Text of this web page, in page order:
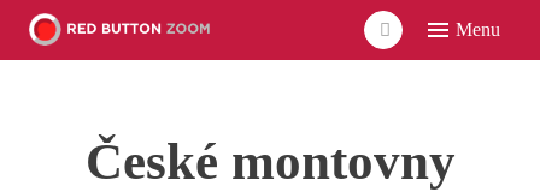
Menu
České montovny